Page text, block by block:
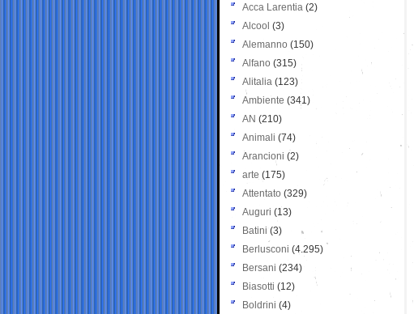
Acca Larentia (2)
Alcool (3)
Alemanno (150)
Alfano (315)
Alitalia (123)
Ambiente (341)
AN (210)
Animali (74)
Arancioni (2)
arte (175)
Attentato (329)
Auguri (13)
Batini (3)
Berlusconi (4.295)
Bersani (234)
Biasotti (12)
Boldrini (4)